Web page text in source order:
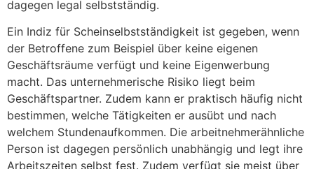
dagegen legal selbstständig.
Ein Indiz für Scheinselbstständigkeit ist gegeben, wenn
der Betroffene zum Beispiel über keine eigenen
Geschäftsräume verfügt und keine Eigenwerbung
macht. Das unternehmerische Risiko liegt beim
Geschäftspartner. Zudem kann er praktisch häufig nicht
bestimmen, welche Tätigkeiten er ausübt und nach
welchem Stundenaufkommen. Die arbeitnehmerähnliche
Person ist dagegen persönlich unabhängig und legt ihre
Arbeitszeiten selbst fest. Zudem verfügt sie meist über